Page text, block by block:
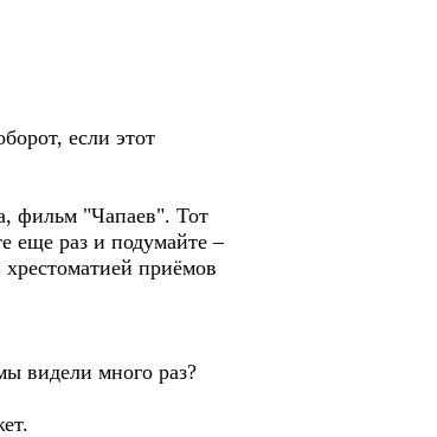
если этот
фильм "Чапаев". Тот
еще раз и подумайте –
приёмов
видели много раз?